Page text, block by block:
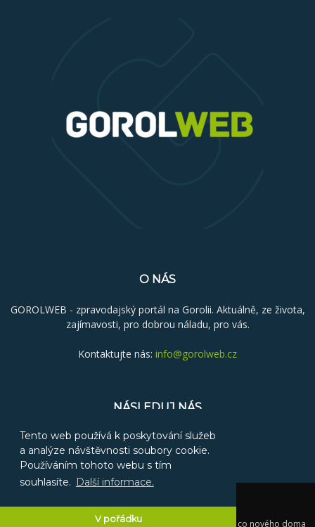
O NÁS
GOROLWEB - zpravodajský portál na Gorolii. Aktuálně, ze života,
zajímavosti, pro dobrou náladu, pro vás.
Kontaktujte nás: info@gorolweb.cz
NÁSLEDUJ NÁS
© 2025 GOROLWEB - Gorolský zpravodajský portál aneb co nového doma
Tento web používá k poskytování služeb
a analýze návštěvnosti soubory cookie.
Používáním tohoto webu s tím
souhlasíte. Další informace.
V pořádku